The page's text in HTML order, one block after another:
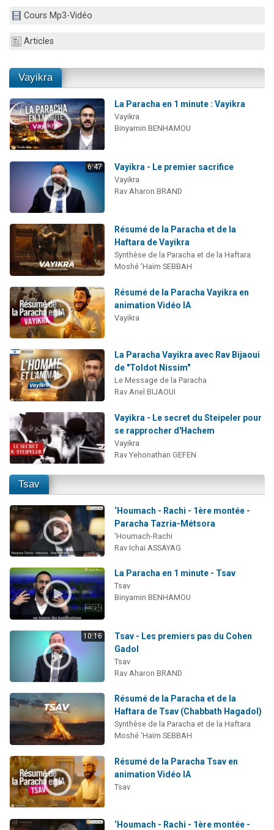
Cours Mp3-Vidéo
Articles
Vayikra
La Paracha en 1 minute : Vayikra
Vayikra
Binyamin BENHAMOU
6:47 Vayikra - Le premier sacrifice
Vayikra
Rav Aharon BRAND
Résumé de la Paracha et de la
Haftara de Vayikra
Synthèse de la Paracha et de la Haftara
Moshé 'Haïm SEBBAH
Résumé de la Paracha Vayikra en
animation Vidéo IA
Vayikra
La Paracha Vayikra avec Rav Bijaoui
de "Toldot Nissim"
Le Message de la Paracha
Rav Ariel BIJAOUI
Vayikra - Le secret du Steipeler pour
se rapprocher d'Hachem
Vayikra
Rav Yehonathan GEFEN
Tsav
‘Houmach - Rachi - 1ère montée -
Paracha Tazria-Métsora
‘Houmach-Rachi
Rav Ichaï ASSAYAG
La Paracha en 1 minute - Tsav
Tsav
Binyamin BENHAMOU
10:16
Tsav - Les premiers pas du Cohen
Gadol
Tsav
Rav Aharon BRAND
Résumé de la Paracha et de la
Haftara de Tsav (Chabbath Hagadol)
Synthèse de la Paracha et de la Haftara
Moshé 'Haïm SEBBAH
Résumé de la Paracha Tsav en
animation Vidéo IA
Tsav
‘Houmach - Rachi - 1ère montée -